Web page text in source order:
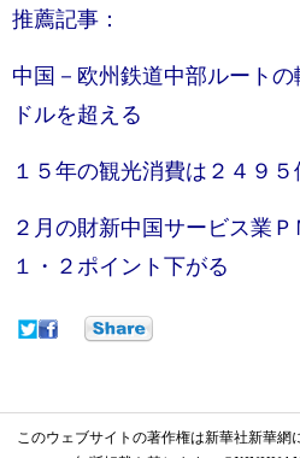
推薦記事：
中国－欧州鉄道中部ルート
ドルを超える
１５年の観光消費は２４９
２月の財新中国サービス業
１・２ポイント下がる
このウェブサイトの著作権は新華社新華